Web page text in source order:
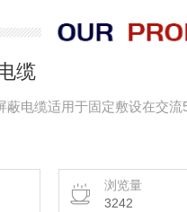
缆
电缆适用于固定敷设在交流
浏览量
3242